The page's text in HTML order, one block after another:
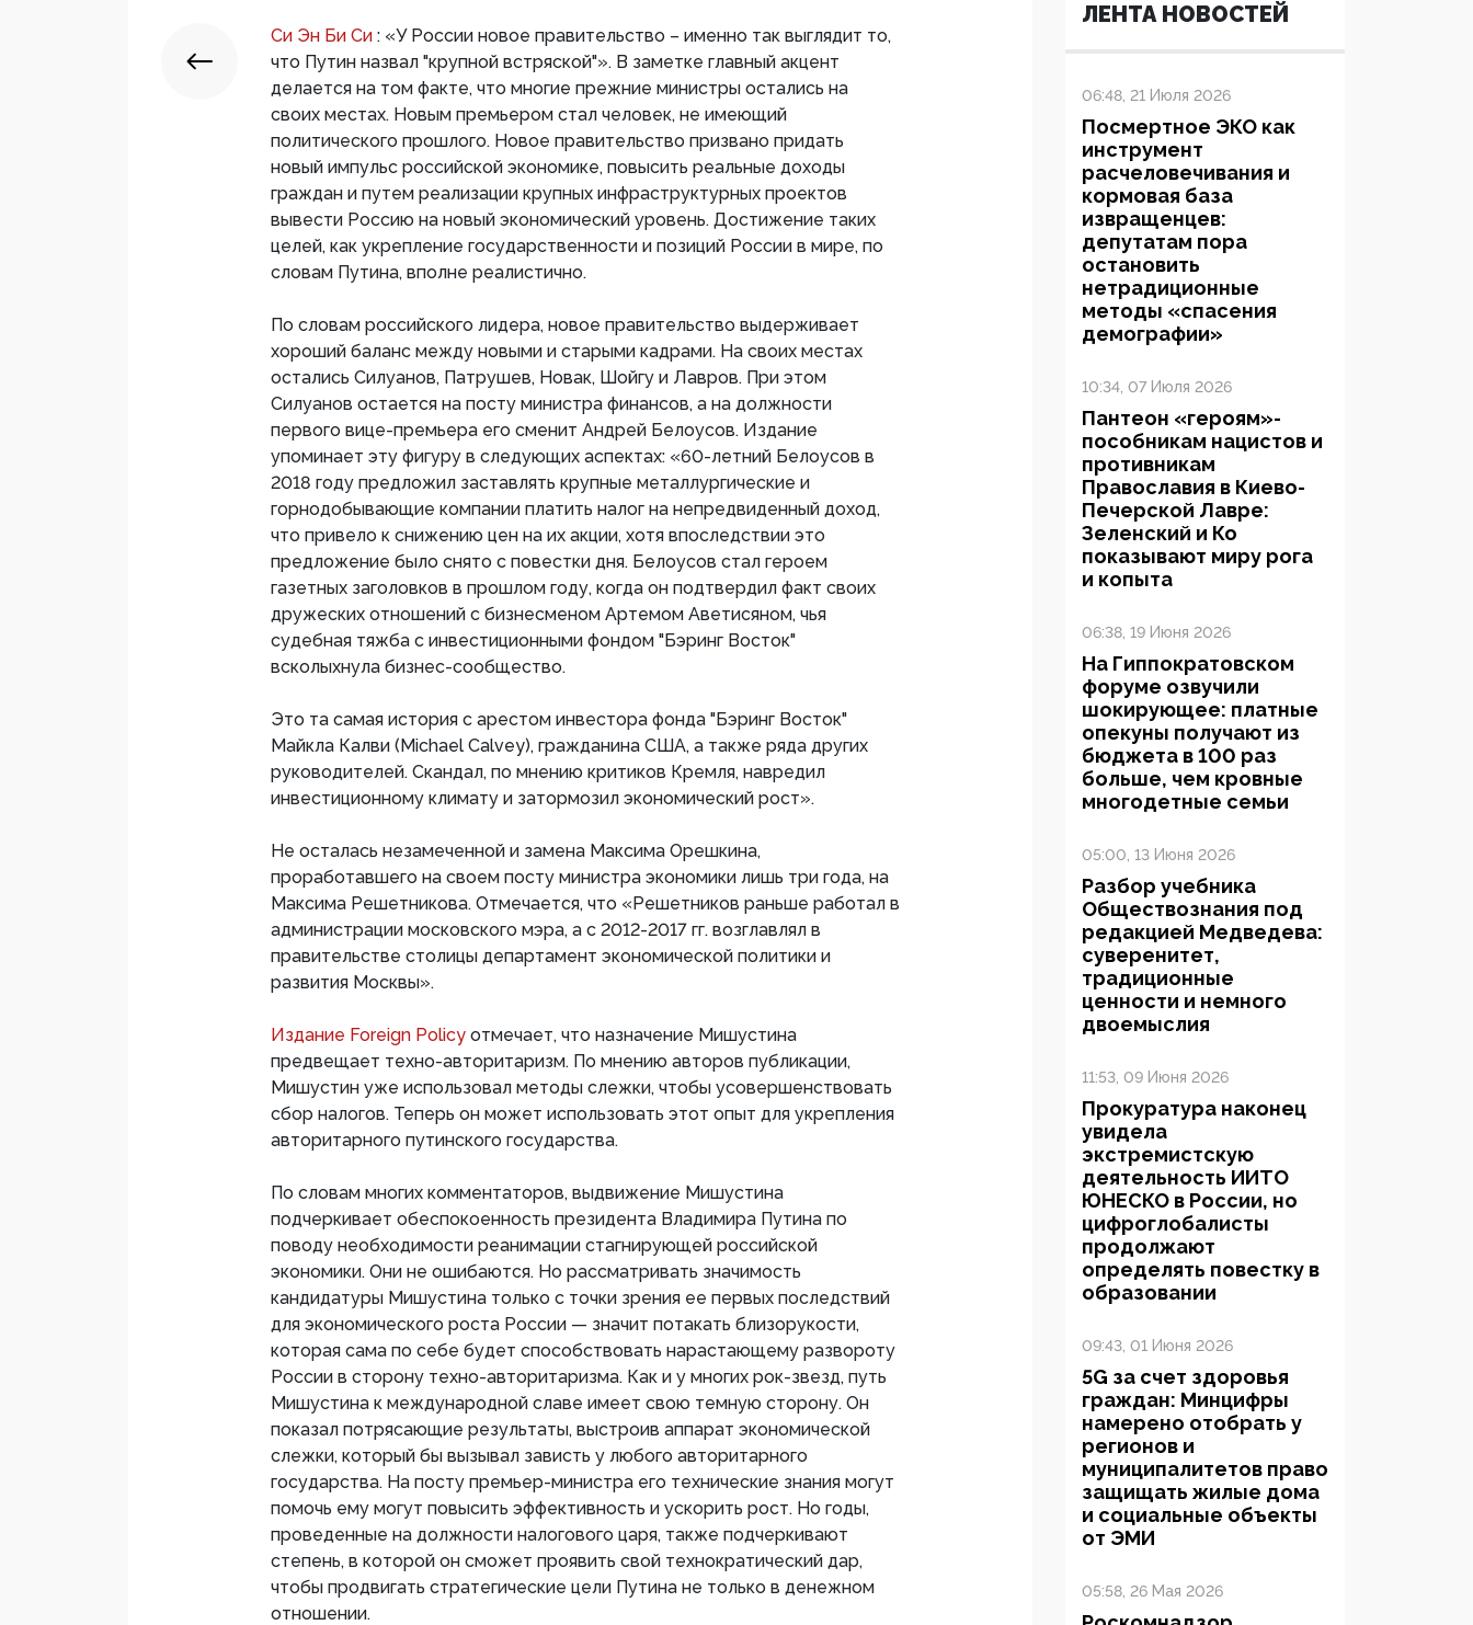
Си Эн Би Си : «У России новое правительство – именно так выглядит то,
что Путин назвал "крупной встряской"». В заметке главный акцент
делается на том факте, что многие прежние министры остались на
своих местах. Новым премьером стал человек, не имеющий
политического прошлого. Новое правительство призвано придать
новый импульс российской экономике, повысить реальные доходы
граждан и путем реализации крупных инфраструктурных проектов
вывести Россию на новый экономический уровень. Достижение таких
целей, как укрепление государственности и позиций России в мире, по
словам Путина, вполне реалистично.
По словам российского лидера, новое правительство выдерживает
хороший баланс между новыми и старыми кадрами. На своих местах
остались Силуанов, Патрушев, Новак, Шойгу и Лавров. При этом
Силуанов остается на посту министра финансов, а на должности
первого вице-премьера его сменит Андрей Белоусов. Издание
упоминает эту фигуру в следующих аспектах: «60-летний Белоусов в
2018 году предложил заставлять крупные металлургические и
горнодобывающие компании платить налог на непредвиденный доход,
что привело к снижению цен на их акции, хотя впоследствии это
предложение было снято с повестки дня. Белоусов стал героем
газетных заголовков в прошлом году, когда он подтвердил факт своих
дружеских отношений с бизнесменом Артемом Аветисяном, чья
судебная тяжба с инвестиционными фондом "Бэринг Восток"
всколыхнула бизнес-сообщество.
Это та самая история с арестом инвестора фонда "Бэринг Восток"
Майкла Калви (Michael Calvey), гражданина США, а также ряда других
руководителей. Скандал, по мнению критиков Кремля, навредил
инвестиционному климату и затормозил экономический рост».
Не осталась незамеченной и замена Максима Орешкина,
проработавшего на своем посту министра экономики лишь три года, на
Максима Решетникова. Отмечается, что «Решетников раньше работал в
администрации московского мэра, а с 2012-2017 гг. возглавлял в
правительстве столицы департамент экономической политики и
развития Москвы».
Издание Foreign Policy отмечает, что назначение Мишустина
предвещает техно-авторитаризм. По мнению авторов публикации,
Мишустин уже использовал методы слежки, чтобы усовершенствовать
сбор налогов. Теперь он может использовать этот опыт для укрепления
авторитарного путинского государства.
По словам многих комментаторов, выдвижение Мишустина
подчеркивает обеспокоенность президента Владимира Путина по
поводу необходимости реанимации стагнирующей российской
экономики. Они не ошибаются. Но рассматривать значимость
кандидатуры Мишустина только с точки зрения ее первых последствий
для экономического роста России — значит потакать близорукости,
которая сама по себе будет способствовать нарастающему развороту
России в сторону техно-авторитаризма. Как и у многих рок-звезд, путь
Мишустина к международной славе имеет свою темную сторону. Он
показал потрясающие результаты, выстроив аппарат экономической
слежки, который бы вызывал зависть у любого авторитарного
государства. На посту премьер-министра его технические знания могут
помочь ему могут повысить эффективность и ускорить рост. Но годы,
проведенные на должности налогового царя, также подчеркивают
степень, в которой он сможет проявить свой технократический дар,
чтобы продвигать стратегические цели Путина не только в денежном
отношении.
ЛЕНТА НОВОСТЕЙ
06:48, 21 Июля 2026
Посмертное ЭКО как
инструмент
расчеловечивания и
кормовая база
извращенцев:
депутатам пора
остановить
нетрадиционные
методы «спасения
демографии»
10:34, 07 Июля 2026
Пантеон «героям»-
пособникам нацистов и
противникам
Православия в Киево-
Печерской Лавре:
Зеленский и Ко
показывают миру рога
и копыта
06:38, 19 Июня 2026
На Гиппократовском
форуме озвучили
шокирующее: платные
опекуны получают из
бюджета в 100 раз
больше, чем кровные
многодетные семьи
05:00, 13 Июня 2026
Разбор учебника
Обществознания под
редакцией Медведева:
суверенитет,
традиционные
ценности и немного
двоемыслия
11:53, 09 Июня 2026
Прокуратура наконец
увидела
экстремистскую
деятельность ИИТО
ЮНЕСКО в России, но
цифроглобалисты
продолжают
определять повестку в
образовании
09:43, 01 Июня 2026
5G за счет здоровья
граждан: Минцифры
намерено отобрать у
регионов и
муниципалитетов право
защищать жилые дома
и социальные объекты
от ЭМИ
05:58, 26 Мая 2026